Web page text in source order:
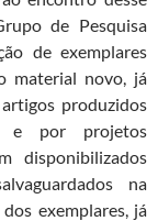
de Pesquisa
de exemplares
material novo, já
produzidos
e por projetos
disponibilizados
na
exemplares, já